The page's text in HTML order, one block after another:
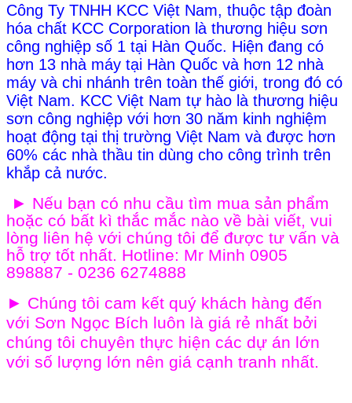
Công Ty TNHH KCC Việt Nam, thuộc tập đoàn
hóa chất KCC Corporation là thương hiệu sơn
công nghiệp số 1 tại Hàn Quốc. Hiện đang có
hơn 13 nhà máy tại Hàn Quốc và hơn 12 nhà
máy và chi nhánh trên toàn thế giới, trong đó có
Việt Nam. KCC Việt Nam tự hào là thương hiệu
sơn công nghiệp với hơn 30 năm kinh nghiệm
hoạt động tại thị trường Việt Nam và được hơn
60% các nhà thầu tin dùng cho công trình trên
khắp cả nước.
► Nếu bạn có nhu cầu tìm mua sản phẩm
hoặc có bất kì thắc mắc nào về bài viết, vui
lòng liên hệ với chúng tôi để được tư vấn và
hỗ trợ tốt nhất. Hotline: Mr Minh 0905
898887 - 0236 6274888
► Chúng tôi cam kết quý khách hàng đến
với Sơn Ngọc Bích luôn là giá rẻ nhất bởi
chúng tôi chuyên thực hiện các dự án lớn
với số lượng lớn nên giá cạnh tranh nhất.